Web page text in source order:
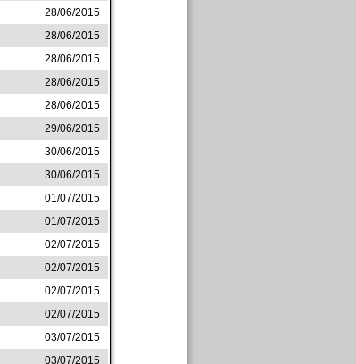
28/06/2015
28/06/2015
28/06/2015
28/06/2015
28/06/2015
29/06/2015
30/06/2015
30/06/2015
01/07/2015
01/07/2015
02/07/2015
02/07/2015
02/07/2015
02/07/2015
03/07/2015
03/07/2015